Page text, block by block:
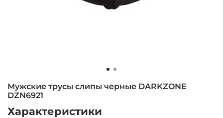
Мужские трусы слипы черные DARKZONE
DZN6921
Характеристики